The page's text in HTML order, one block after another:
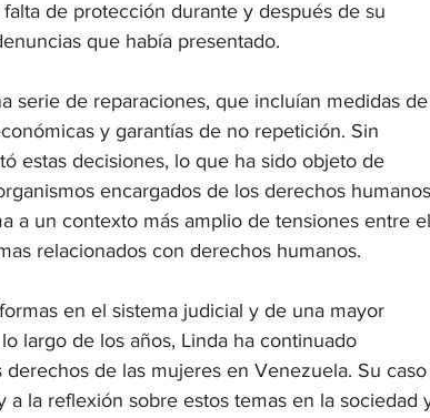
de protección durante y después de su
que había presentado.
serie de reparaciones, que incluían medidas de
y garantías de no repetición. Sin
estas decisiones, lo que ha sido objeto de
encargados de los derechos humanos
a un contexto más amplio de tensiones entre el
relacionados con derechos humanos.
en el sistema judicial y de una mayor
largo de los años, Linda ha continuado
de las mujeres en Venezuela. Su caso
la reflexión sobre estos temas en la sociedad